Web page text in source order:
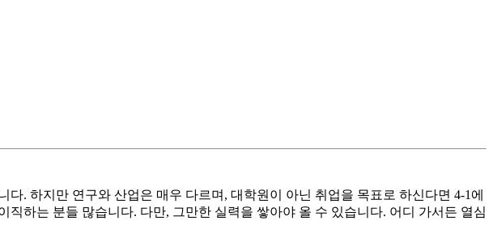
. 하지만 연구와 산업은 매우 다르며, 대학원이 아닌 취업을 목표로 하신다면 4-1에
하는 분들 많습니다. 다만, 그만한 실력을 쌓아야 올 수 있습니다. 어디 가서든 열심